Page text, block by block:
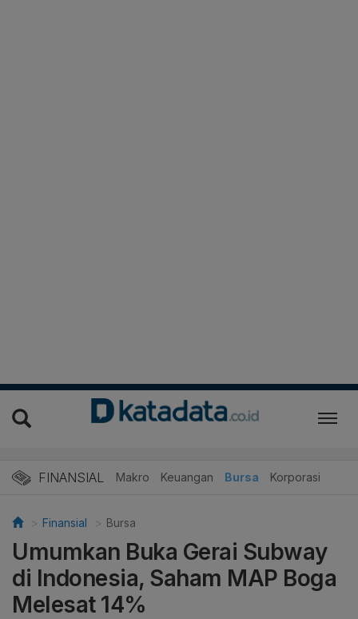
FINANSIAL Makro Keuangan Bursa Korporasi
Finansial Bursa
Umumkan Buka Gerai Subway
di Indonesia, Saham MAP Boga
Melesat 14%